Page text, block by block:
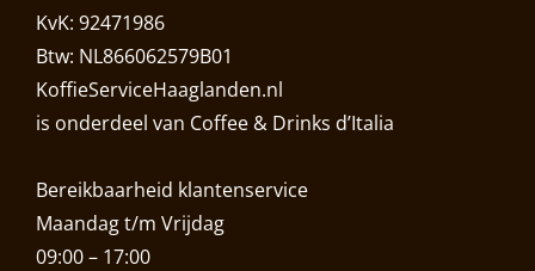
KvK: 92471986
Btw: NL866062579B01
KoffieServiceHaaglanden.nl
is onderdeel van Coffee & Drinks d’Italia
Bereikbaarheid klantenservice
Maandag t/m Vrijdag
09:00 – 17:00